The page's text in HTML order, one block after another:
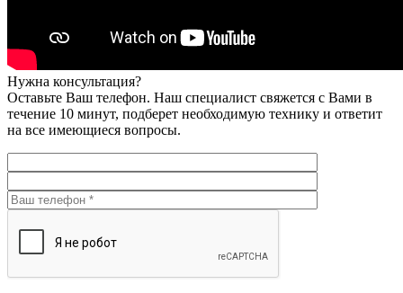
Нужна консультация?
Оставьте Ваш телефон. Наш специалист свяжется с Вами в
течение 10 минут, подберет необходимую технику и ответит
на все имеющиеся вопросы.